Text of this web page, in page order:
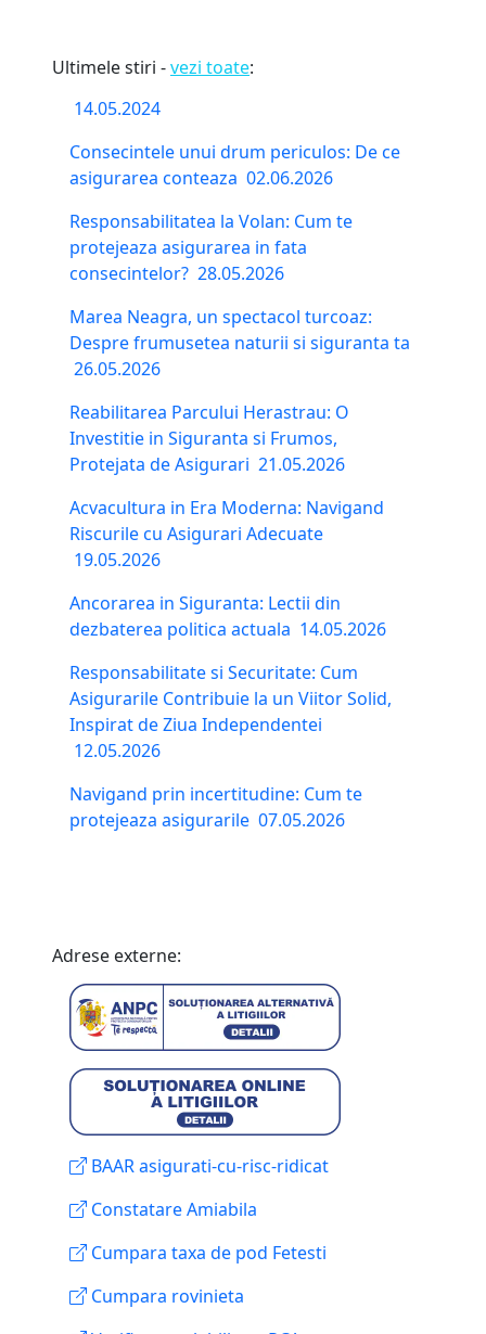
Ultimele stiri -vezi toate:
14.05.2024
Consecintele unui drum periculos: De ce
asigurarea conteaza 02.06.2026
Responsabilitatea la Volan: Cum te
protejeaza asigurarea in fata
consecintelor? 28.05.2026
Marea Neagra, un spectacol turcoaz:
Despre frumusetea naturii si siguranta ta
26.05.2026
Reabilitarea Parcului Herastrau: O
Investitie in Siguranta si Frumos,
Protejata de Asigurari 21.05.2026
Acvacultura in Era Moderna: Navigand
Riscurile cu Asigurari Adecuate
19.05.2026
Ancorarea in Siguranta: Lectii din
dezbaterea politica actuala 14.05.2026
Responsabilitate si Securitate: Cum
Asigurarile Contribuie la un Viitor Solid,
Inspirat de Ziua Independentei
12.05.2026
Navigand prin incertitudine: Cum te
protejeaza asigurarile 07.05.2026
Adrese externe:
BAAR asigurati-cu-risc-ridicat
Constatare Amiabila
Cumpara taxa de pod Fetesti
Cumpara rovinieta